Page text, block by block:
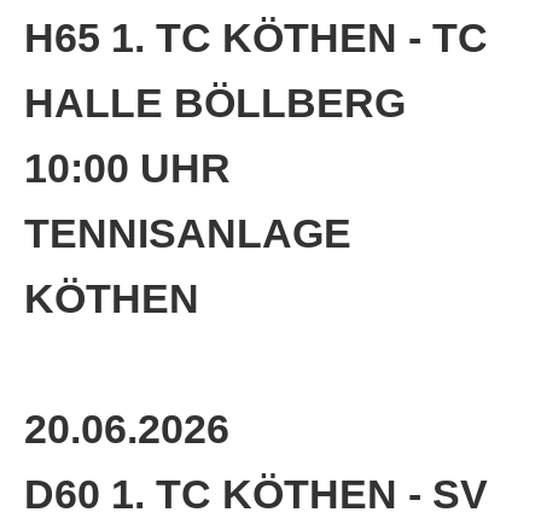
Punktspiele Wintersaison 2025/2026
TRAINING
Platz buchen
Anhalt Open Senioren
4-Städte-Turnier
H65 1. TC KÖTHEN - TC
HALLE BÖLLBERG
10:00 UHR
TENNISANLAGE
KÖTHEN
20.06.2026
D60 1. TC KÖTHEN - SV